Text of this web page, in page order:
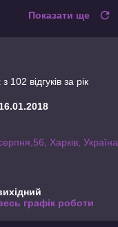
Показати ще
102 відгуків за рік
Харків, Україна
графік роботи